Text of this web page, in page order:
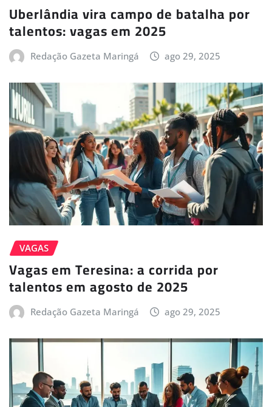
Uberlândia vira campo de batalha por
talentos: vagas em 2025
Redação Gazeta Maringá ago 29, 2025
VAGAS
Vagas em Teresina: a corrida por
talentos em agosto de 2025
Redação Gazeta Maringá ago 29, 2025